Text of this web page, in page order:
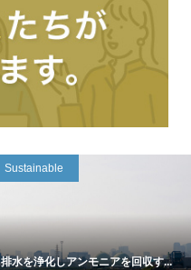
Sustainable
排水を浄化しアンモニアを回収す...